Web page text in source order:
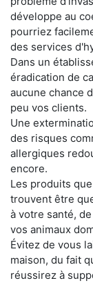
développe au
pourriez
des services
Dans un
éradication de
aucune chance
peu vos clients.
Une
des risques
allergiques
encore.
Les produits
trouvent être
à votre santé,
vos animaux
Évitez de vous
maison, du fait
réussirez à